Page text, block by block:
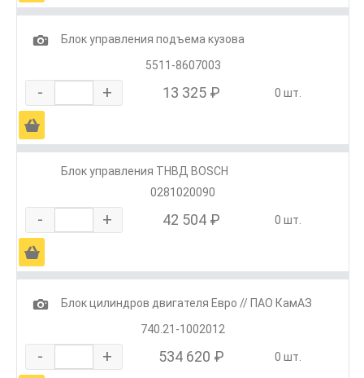
1
Блок управления подъема кузова
5511-8607003
- + 13 325 ₽ 0 шт.
Ä
Блок управления ТНВД BOSCH
0281020090
- + 42 504 ₽ 0 шт.
Ä
1
Блок цилиндров двигателя Евро // ПАО КамАЗ
740.21-1002012
- + 534 620 ₽ 0 шт.